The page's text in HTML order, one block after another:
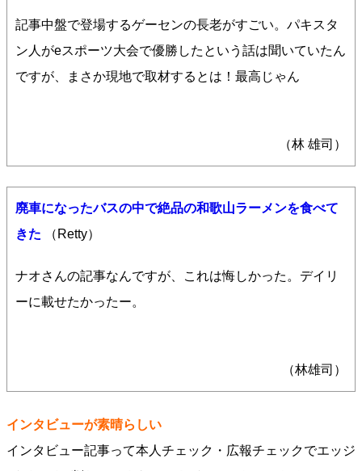
記事中盤で登場するゲーセンの長老がすごい。パキスタ
ン人がeスポーツ大会で優勝したという話は聞いていたん
ですが、まさか現地で取材するとは！最高じゃん
（林 雄司）
廃車になったバスの中で絶品の和歌山ラーメンを食べて
きた （Retty）
ナオさんの記事なんですが、これは悔しかった。デイリ
ーに載せたかったー。
（林雄司）
インタビューが素晴らしい
インタビュー記事って本人チェック・広報チェックでエッジ